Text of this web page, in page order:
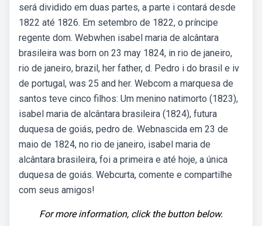
será dividido em duas partes, a parte i contará desde
1822 até 1826. Em setembro de 1822, o príncipe
regente dom. Webwhen isabel maria de alcântara
brasileira was born on 23 may 1824, in rio de janeiro,
rio de janeiro, brazil, her father, d. Pedro i do brasil e iv
de portugal, was 25 and her. Webcom a marquesa de
santos teve cinco filhos: Um menino natimorto (1823),
isabel maria de alcântara brasileira (1824), futura
duquesa de goiás, pedro de. Webnascida em 23 de
maio de 1824, no rio de janeiro, isabel maria de
alcântara brasileira, foi a primeira e até hoje, a única
duquesa de goiás. Webcurta, comente e compartilhe
com seus amigos!
For more information, click the button below.